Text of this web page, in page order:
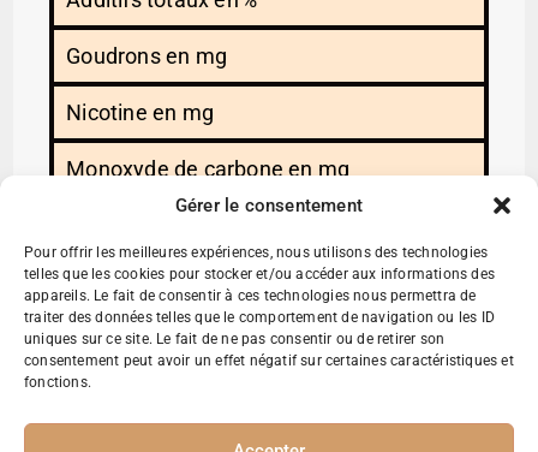
Gérer le consentement
Pour offrir les meilleures expériences, nous utilisons des technologies
telles que les cookies pour stocker et/ou accéder aux informations des
appareils. Le fait de consentir à ces technologies nous permettra de
traiter des données telles que le comportement de navigation ou les ID
uniques sur ce site. Le fait de ne pas consentir ou de retirer son
consentement peut avoir un effet négatif sur certaines caractéristiques et
fonctions.
Goudrons en mg
Nicotine en mg
Monoxyde de carbone en mg
Austin Fresh
Benson & Hedges Gold